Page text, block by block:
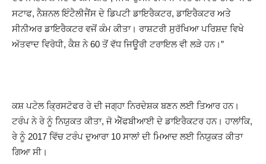
ਸਟਾਫ, ਨੈਸ਼ਨਲ ਇੰਟੈਲੀਜੈਂਸ ਦੇ ਡਿਪਟੀ ਡਾਇਰੈਕਟਰ, ਡਾਇਰੈਕਟਰ ਅਤੇ
ਸੀਨੀਅਰ ਡਾਇਰੈਕਟਰ ਵਜੋਂ ਕੰਮ ਕੀਤਾ। ਰਾਸ਼ਟਰੀ ਸੁਰੱਖਿਆ ਪਰਿਸ਼ਦ ਵਿਖੇ
ਅੱਤਵਾਦ ਵਿਰੋਧੀ, ਕੈਸ਼ ਨੇ 60 ਤੋਂ ਵੱਧ ਜਿਊਰੀ ਟਰਾਇਲ ਵੀ ਲੜੇ ਹਨ।”
ਕਸ਼ ਪਟੇਲ ਕ੍ਰਿਸਟੋਫਰ ਰੇ ਦੀ ਜਗ੍ਹਾ ਨਿਰਦੇਸ਼ਕ ਬਣਨ ਲਈ ਤਿਆਰ ਹਨ।
ਟਰੰਪ ਨੇ ਰੇ ਨੂੰ ਨਿਯੁਕਤ ਕੀਤਾ, ਜੋ ਐੱਫਬੀਆਈ ਦੇ ਡਾਇਰੈਕਟਰ ਹਨ। ਹਾਲਾਂਕਿ,
ਰੇ ਨੂੰ 2017 ਵਿੱਚ ਟਰੰਪ ਦੁਆਰਾ 10 ਸਾਲਾਂ ਦੀ ਮਿਆਦ ਲਈ ਨਿਯੁਕਤ ਕੀਤਾ
ਗਿਆ ਸੀ।